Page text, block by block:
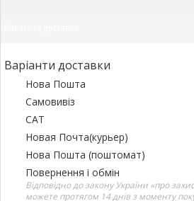
Варіанти доставки
Нова Пошта
Самовивіз
САТ
Новая Почта(курьер)
Нова Пошта (поштомат)
Повернення і обмін
Відповідно до закону України «про
можете протягом 14 днів з моменту